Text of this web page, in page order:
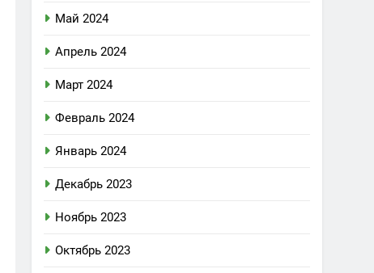
Май 2024
Апрель 2024
Март 2024
Февраль 2024
Январь 2024
Декабрь 2023
Ноябрь 2023
Октябрь 2023